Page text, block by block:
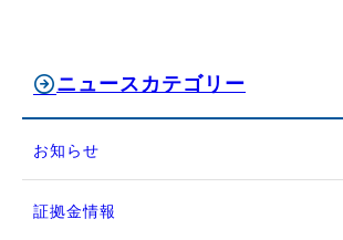
ニュースカテゴリー
お知らせ
証拠金情報